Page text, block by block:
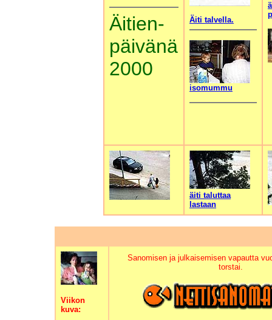
Äitien-
päivänä
2000
Äiti talvella.
isomummu
äiti taluttaa
lastaan
Viikon
kuva:
Sanomisen ja julkaisemisen vapautta
torstai.